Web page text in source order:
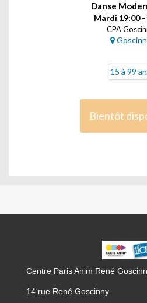
Danse
Mardi 19:00 -
CPA
15 à 99
Bientôt
Centre Paris Anim René
14 rue René Goscinny